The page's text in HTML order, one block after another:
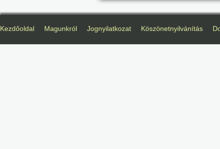
Kezdőoldal Magunkról Jognyilatkozat Köszönetnyilvánítás